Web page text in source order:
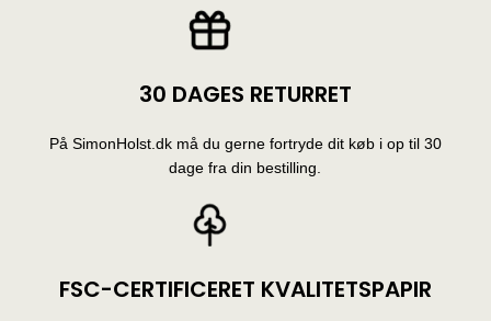
30 DAGES RETURRET
På SimonHolst.dk må du gerne fortryde dit køb i op til 30
dage fra din bestilling.
FSC-CERTIFICERET KVALITETSPAPIR